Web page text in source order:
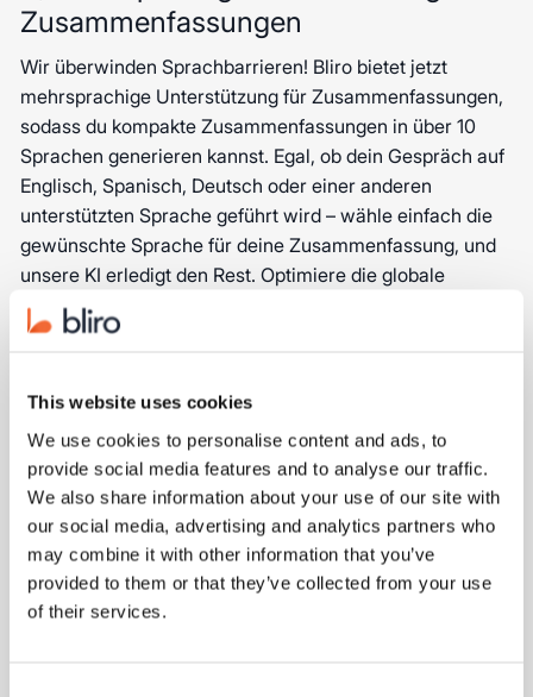
This website uses cookies
We use cookies to personalise content and ads, to
provide social media features and to analyse our traffic.
We also share information about your use of our site with
our social media, advertising and analytics partners who
may combine it with other information that you’ve
provided to them or that they’ve collected from your use
of their services.
Zusammenfassungen
Wir überwinden Sprachbarrieren! Bliro bietet jetzt
mehrsprachige Unterstützung für Zusammenfassungen,
sodass du kompakte Zusammenfassungen in über 10
Sprachen generieren kannst. Egal, ob dein Gespräch auf
Englisch, Spanisch, Deutsch oder einer anderen
unterstützten Sprache geführt wird – wähle einfach die
gewünschte Sprache für deine Zusammenfassung, und
unsere KI erledigt den Rest. Optimiere die globale
Zusammenarbeit und stelle sicher, dass alle Beteiligten
informiert bleiben, unabhängig von der Sprache.
🔒 Verbesserte Proxy-Kompatibilität